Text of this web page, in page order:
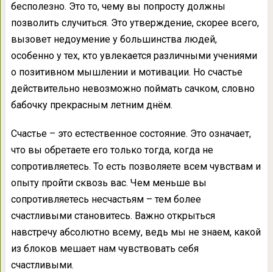
бесполезно. Это то, чему вы попросту должны
позволить случиться. Это утверждение, скорее всего,
вызовет недоумение у большинства людей,
особенно у тех, кто увлекается различными учениями
о позитивном мышлении и мотивации. Но счастье
действительно невозможно поймать сачком, словно
бабочку прекрасным летним днём.
Счастье – это естественное состояние. Это означает,
что вы обретаете его только тогда, когда не
сопротивляетесь. То есть позволяете всем чувствам и
опыту пройти сквозь вас. Чем меньше вы
сопротивляетесь несчастьям – тем более
счастливыми становитесь. Важно открыться
навстречу абсолютно всему, ведь мы не знаем, какой
из блоков мешает нам чувствовать себя
счастливыми.